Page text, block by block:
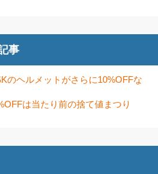
事
のヘルメットがさらに10%OFFな
は当たり前の捨て値まつり